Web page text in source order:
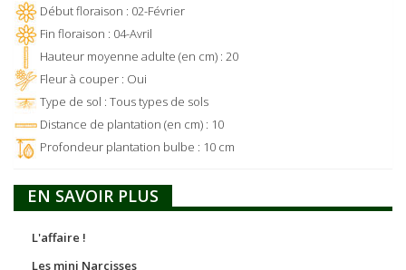
Début floraison : 02-Février
Fin floraison : 04-Avril
Hauteur moyenne adulte (en cm) : 20
Fleur à couper : Oui
Type de sol : Tous types de sols
Distance de plantation (en cm) : 10
Profondeur plantation bulbe : 10 cm
EN SAVOIR PLUS
L'affaire !
Les mini Narcisses